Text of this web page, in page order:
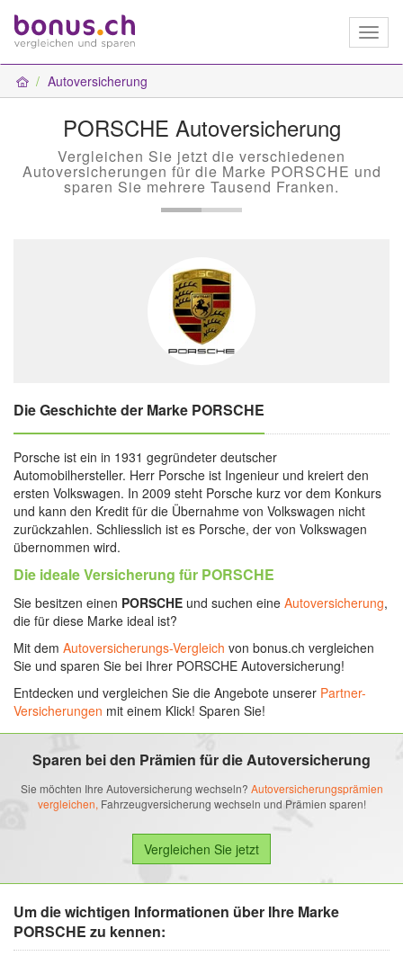
Autoversicherung
PORSCHE Autoversicherung
Vergleichen Sie jetzt die verschiedenen
Autoversicherungen für die Marke PORSCHE und
sparen Sie mehrere Tausend Franken.
Die Geschichte der Marke PORSCHE
Porsche ist ein in 1931 gegründeter deutscher
Automobilhersteller. Herr Porsche ist Ingenieur und kreiert den
ersten Volkswagen. In 2009 steht Porsche kurz vor dem Konkurs
und kann den Kredit für die Übernahme von Volkswagen nicht
zurückzahlen. Schliesslich ist es Porsche, der von Volkswagen
übernommen wird.
Die ideale Versicherung für PORSCHE
Sie besitzen einen PORSCHE und suchen eine Autoversicherung,
die für diese Marke ideal ist?
Mit dem Autoversicherungs-Vergleich von bonus.ch vergleichen
Sie und sparen Sie bei Ihrer PORSCHE Autoversicherung!
Entdecken und vergleichen Sie die Angebote unserer Partner-
Versicherungen mit einem Klick! Sparen Sie!
Sparen bei den Prämien für die Autoversicherung
Sie möchten Ihre Autoversicherung wechseln? Autoversicherungsprämien
vergleichen, Fahrzeugversicherung wechseln und Prämien sparen!
Um die wichtigen Informationen über Ihre Marke
PORSCHE zu kennen: